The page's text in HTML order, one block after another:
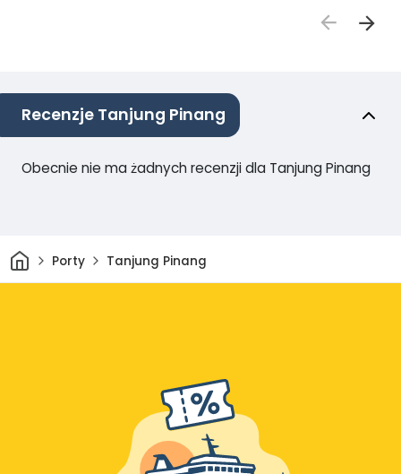
Recenzje Tanjung Pinang
Obecnie nie ma żadnych recenzji dla Tanjung Pinang
DomPorty Tanjung Pinang